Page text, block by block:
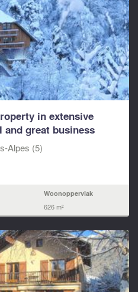
in extensive
great business
Alpes (5)
Woonoppervlak
626 m²